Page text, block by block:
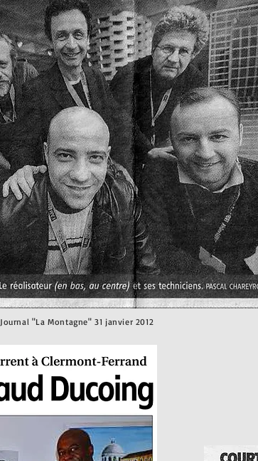
Journal "La Montagne" 31 janvier 2012